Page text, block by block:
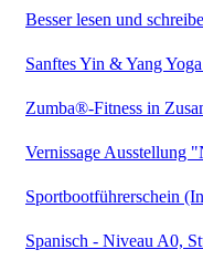
Besser lesen und
Sanftes Yin & Yang
Zumba®-Fitness in
Vernissage Ausstellung
Sportbootführerschein
Spanisch - Niveau A0,